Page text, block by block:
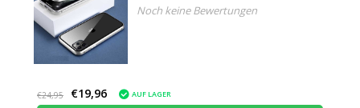
Ganzkörper-Schutzhülle +
Noch keine Bewertungen
€24,95 €19,96 AUF LAGER